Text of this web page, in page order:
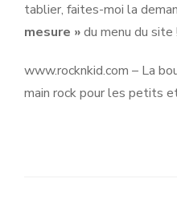
tablier, faites-moi la
mesure »du menu du site !
www.rocknkid.com – La
main rock pour les petits